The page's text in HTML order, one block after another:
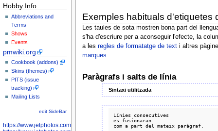
Hobby Info
Abbreviations and
Terms
Shows
Events
pmwiki.org
Cookbook (addons)
Skins (themes)
PITS (issue
tracking)
Mailing Lists
edit SideBar
https://www.jetphotos.com/photographer/598301
Exemples habituals d'etiquetes
Les taules de sota mostren bona part del
s'ha d'escriure per a aconseguir l'efecte, la
a les regles de formatatge de texti altres
marques.
Paràgrafs i salts de línia
Sintaxi utilitzada
Línies consecutives
es fusionaran
com a part del mateix paràgraf.